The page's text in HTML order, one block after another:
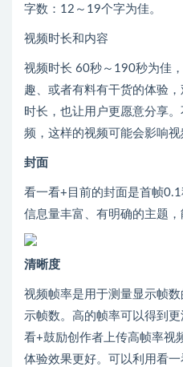
字数：12～19个字为佳。
视频时长和内容
视频时长 60秒～190秒为佳
趣、或者有料有干货的体验
时长，也让用户更愿意分享
频，这样的视频可能会影响视
封面
看一看+目前的封面是首帧0.1
信息量丰富、有明确的主题，
清晰度
视频帧率是用于测量显示帧
示帧数。高的帧率可以得到
看+鼓励创作者上传高帧率视
体验效果更好。可以利用看